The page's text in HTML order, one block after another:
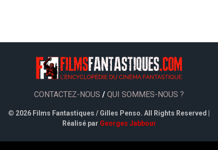
CONTACTEZ-NOUS / QUI SOMMES-NOUS ?
© 2026 Films Fantastiques / Gilles Penso. All Rights Reserved |
Réalisé par Georges Jabbour